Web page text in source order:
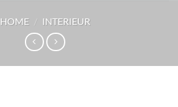
HOME / INTERIEUR